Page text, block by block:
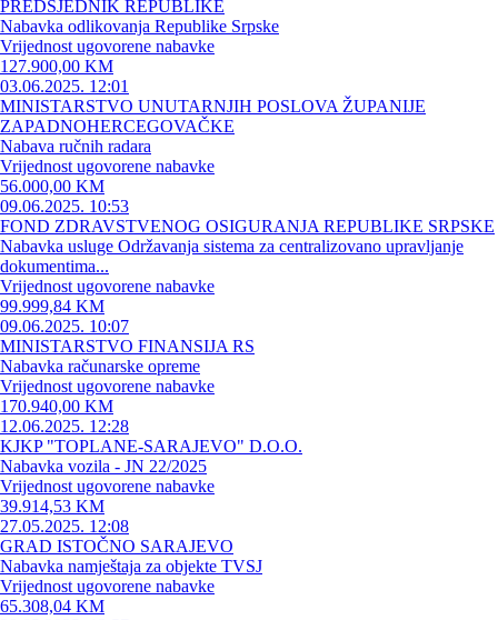
PREDSJEDNIK REPUBLIKE
Nabavka odlikovanja Republike Srpske
Vrijednost ugovorene nabavke
127.900,00 KM
03.06.2025. 12:01
MINISTARSTVO UNUTARNJIH POSLOVA ŽUPANIJE
ZAPADNOHERCEGOVAČKE
Nabava ručnih radara
Vrijednost ugovorene nabavke
56.000,00 KM
09.06.2025. 10:53
FOND ZDRAVSTVENOG OSIGURANJA REPUBLIKE SRPSKE
Nabavka usluge Održavanja sistema za centralizovano upravljanje
dokumentima...
Vrijednost ugovorene nabavke
99.999,84 KM
09.06.2025. 10:07
MINISTARSTVO FINANSIJA RS
Nabavka računarske opreme
Vrijednost ugovorene nabavke
170.940,00 KM
12.06.2025. 12:28
KJKP "TOPLANE-SARAJEVO" D.O.O.
Nabavka vozila - JN 22/2025
Vrijednost ugovorene nabavke
39.914,53 KM
27.05.2025. 12:08
GRAD ISTOČNO SARAJEVO
Nabavka namještaja za objekte TVSJ
Vrijednost ugovorene nabavke
65.308,04 KM